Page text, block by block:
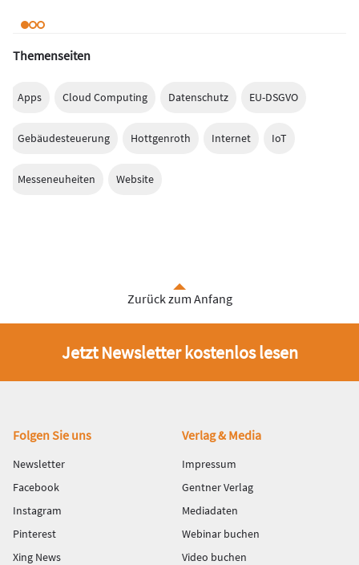
Themenseiten
Apps Cloud Computing Datenschutz EU-DSGVO
Gebäudesteuerung Hottgenroth Internet IoT
Messeneuheiten Website
Zurück zum Anfang
Jetzt Newsletter kostenlos lesen
Fußbereich
Folgen Sie uns
Newsletter
Facebook
Instagram
Pinterest
Xing News
Verlag & Media
Impressum
Gentner Verlag
Mediadaten
Webinar buchen
Video buchen